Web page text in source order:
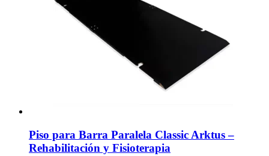
Piso para Barra Paralela Classic Arktus –
Rehabilitación y Fisioterapia